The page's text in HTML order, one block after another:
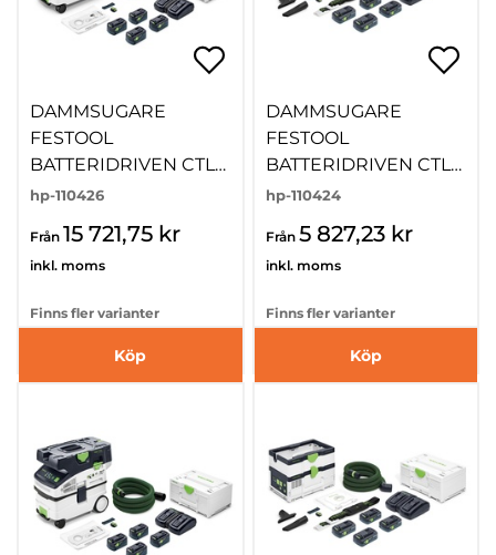
DAMMSUGARE
FESTOOL
BATTERIDRIVEN CTLC
MINI
hp-110426
Från 15 721,75 kr
inkl. moms
Finns fler varianter
Köp
DAMMSUGARE
FESTOOL
BATTERIDRIVEN CTLC
SYS
hp-110424
Från 5 827,23 kr
inkl. moms
Finns fler varianter
Köp